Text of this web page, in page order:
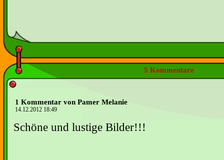
5 Kommentare
1 Kommentar von Pamer Melanie
14.12.2012 18:49
Schöne und lustige Bilder!!!